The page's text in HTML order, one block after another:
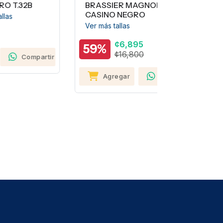
BRASSIER MAGNOLIA
CASINO NEGRO
Ver más tallas
59%
¢6,895
¢16,800
Agregar Compartir